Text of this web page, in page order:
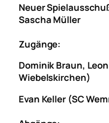
Neuer
Sascha Müller
Zugänge:
Dominik Braun,
Wiebelskirchen)
Evan Keller (SC